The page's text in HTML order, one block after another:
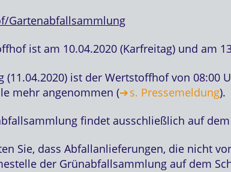
Gartenabfallsammlung
ist am 10.04.2020 (Karfreitag) und am
(11.04.2020) ist der Wertstoffhof von
mehr angenommen (
s. Pressemeldung).
findet ausschließlich auf
Sie, dass Abfallanlieferungen, die nicht
der Grünabfallsammlung auf dem